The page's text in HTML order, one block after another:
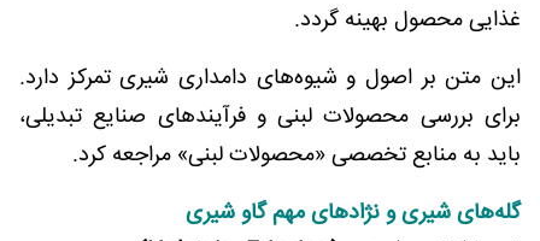
غذایی محصول بهینه گردد.
این متن بر اصول و شیوه‌های دامداری شیری تمرکز دارد.
برای بررسی محصولات لبنی و فرآیندهای صنایع تبدیلی،
باید به منابع تخصصی «محصولات لبنی» مراجعه کرد.
گله‌های شیری و نژادهای مهم گاو شیری